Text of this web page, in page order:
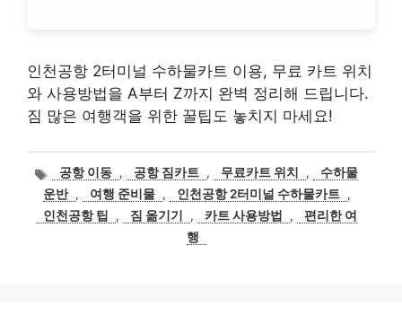
인천공항 2터미널 수하물카트 이용, 무료 카트 위치
와 사용방법을 A부터 Z까지 완벽 정리해 드립니다.
짐 많은 여행객을 위한 꿀팁도 놓치지 마세요!
태
그
공항 이동 , 공항 짐카트 , 무료카트 위치 ,
수하물
운반 , 여행 준비물 , 인천공항 2터미널 수하물카트 ,
인천공항 팁
, 짐 옮기기 , 카트 사용방법 ,
편리한 여
행